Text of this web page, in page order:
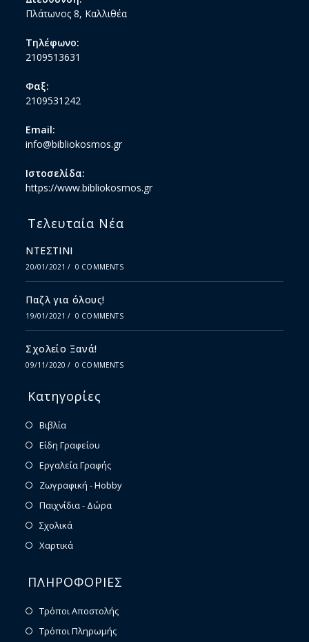
Πλάτωνος 8, Καλλιθέα
Τηλέφωνο:
2109513631
Φαξ:
2109531242
Email:
info@bibliokosmos.gr
Ιστοσελίδα:
https://www.bibliokosmos.gr
Τελευταία Νέα
ΝΤΕΣΤΙΝΙ
20/01/2021 / 0 COMMENTS
Παζλ για όλους!
19/01/2021 / 0 COMMENTS
Σχολείο Ξανά!
09/11/2020 / 0 COMMENTS
Κατηγορίες
Βιβλία
Είδη Γραφείου
Εργαλεία Γραφής
Ζωγραφική - Hobby
Παιχνίδια - Δώρα
Σχολικά
Χαρτικά
ΠΛΗΡΟΦΟΡΙΕΣ
Τρόποι Αποστολής
Τρόποι Πληρωμής